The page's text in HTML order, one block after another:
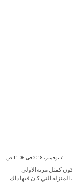
7 نوفمبر، 2018 في 11:06 ص
كمثل مرته الاولى
التي كان فيها ذاك